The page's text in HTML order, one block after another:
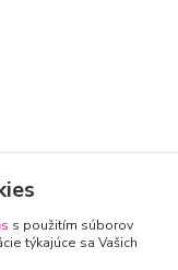
s použitím súborov
týkajúce sa Vašich